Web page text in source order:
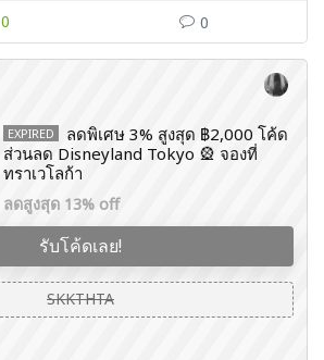
0 0
EXPIRED
ลดพิเศษ 3% สูงสุด ฿2,000 โค้ด
ส่วนลด Disneyland Tokyo 🎡 จองที่
ทราเวโลก้า
ลดสูงสุด 13% off
รับโค้ดเลย!
SKKTHTA